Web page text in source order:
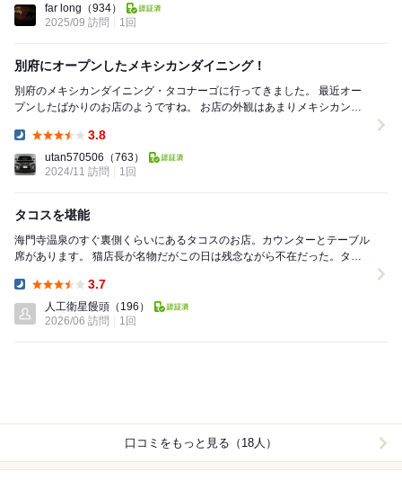
far long （934）
2025/09 訪問
1回
別府にオープンしたメキシカンダイニング！
別府のメキシカンダイニング・タコナーゴに行ってきました。 最近オー
プンしたばかりのお店のようですね。 お店の外観はあまりメキシカンし
3.8
utan570506 （763）
2024/11 訪問
1回
タコスを堪能
海門寺温泉のすぐ裏側くらいにあるタコスのお店。カウンターとテーブル
席があります。 猫店長が名物だがこの日は残念ながら不在だった。タコ
3.7
人工衛星饅頭 （196）
2026/06 訪問
1回
口コミをもっと見る（18人）